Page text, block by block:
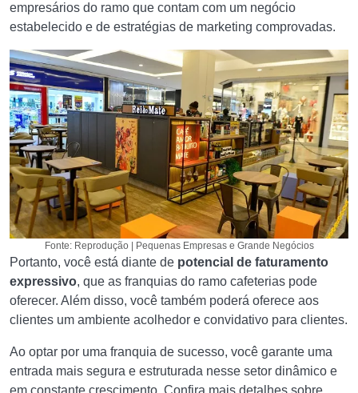
empresários do ramo que contam com um negócio
estabelecido e de estratégias de marketing comprovadas.
Fonte: Reprodução | Pequenas Empresas e Grande Negócios
Portanto, você está diante de potencial de faturamento
expressivo, que as franquias do ramo cafeterias pode
oferecer. Além disso, você também poderá oferece aos
clientes um ambiente acolhedor e convidativo para clientes.
Ao optar por uma franquia de sucesso, você garante uma
entrada mais segura e estruturada nesse setor dinâmico e
em constante crescimento. Confira mais detalhes sobre